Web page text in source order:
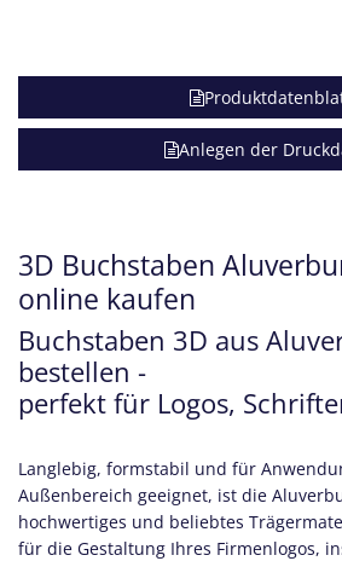
Anlegen der
3D Buchstaben
online kaufen
Buchstaben 3D aus
bestellen -
perfekt für Logos,
Langlebig, formstabil und für
Außenbereich geeignet, ist die
hochwertiges und beliebtes
für die Gestaltung Ihres Firmenlogos,